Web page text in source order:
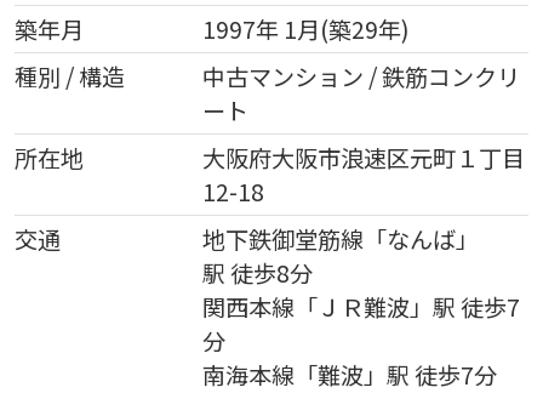
築年月
1997年 1月(築29年)
種別 / 構造
中古マンション / 鉄筋コンクリ
ート
所在地
大阪府大阪市浪速区元町１丁目
12-18
交通
地下鉄御堂筋線「なんば」
駅 徒歩8分
関西本線「ＪＲ難波」駅 徒歩7
分
南海本線「難波」駅 徒歩7分